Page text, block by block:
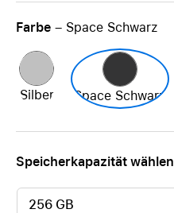
Farbe – Space Schwarz
Silber Space Schwarz
Speicherkapazität wählen
256 GB